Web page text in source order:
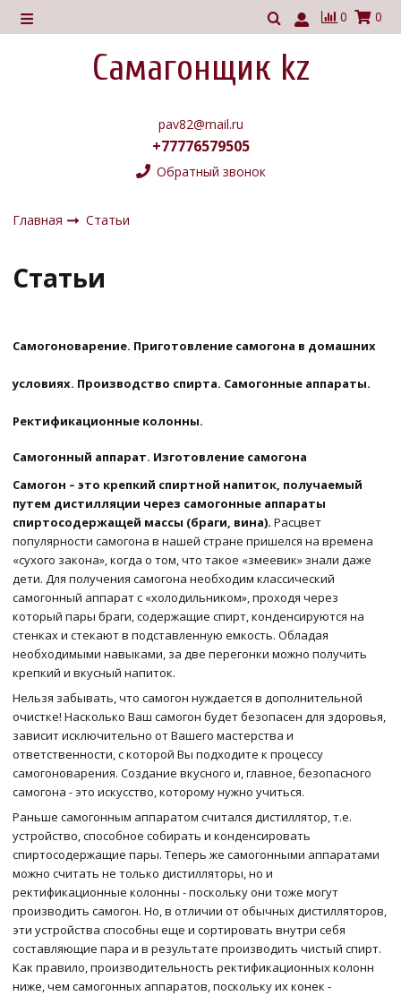
0 0
Самагонщик kz
pav82@mail.ru
+77776579505
Обратный звонок
Главная Статьи
Статьи
Самогоноварение. Приготовление самогона в домашних
условиях. Производство спирта. Самогонные аппараты.
Ректификационные колонны.
Самогонный аппарат. Изготовление самогона
Самогон – это крепкий спиртной напиток, получаемый
путем дистилляции через самогонные аппараты
спиртосодержащей массы (браги, вина). Расцвет
популярности самогона в нашей стране пришелся на времена
«сухого закона», когда о том, что такое «змеевик» знали даже
дети. Для получения самогона необходим классический
самогонный аппарат с «холодильником», проходя через
который пары браги, содержащие спирт, конденсируются на
стенках и стекают в подставленную емкость. Обладая
необходимыми навыками, за две перегонки можно получить
крепкий и вкусный напиток.
Нельзя забывать, что самогон нуждается в дополнительной
очистке! Насколько Ваш самогон будет безопасен для здоровья,
зависит исключительно от Вашего мастерства и
ответственности, с которой Вы подходите к процессу
самогоноварения. Создание вкусного и, главное, безопасного
самогона - это искусство, которому нужно учиться.
Раньше самогонным аппаратом считался дистиллятор, т.е.
устройство, способное собирать и конденсировать
спиртосодержащие пары. Теперь же самогонными аппаратами
можно считать не только дистилляторы, но и
ректификационные колонны - поскольку они тоже могут
производить самогон. Но, в отличии от обычных дистилляторов,
эти устройства способны еще и сортировать внутри себя
составляющие пара и в результате производить чистый спирт.
Как правило, производительность ректификационных колонн
ниже, чем самогонных аппаратов, поскольку их конек -